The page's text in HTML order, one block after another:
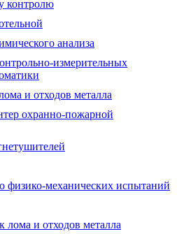
контролю
анализа
измерительных
и отходов металла
охранно-пожарной
физико-механических испытаний
лома и отходов металла